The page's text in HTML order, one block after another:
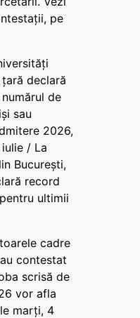
pe
declară
de
sau
2026,
/ La
București,
record
ultimii
cadre
contestat
scrisă de
vor afla
marți, 4